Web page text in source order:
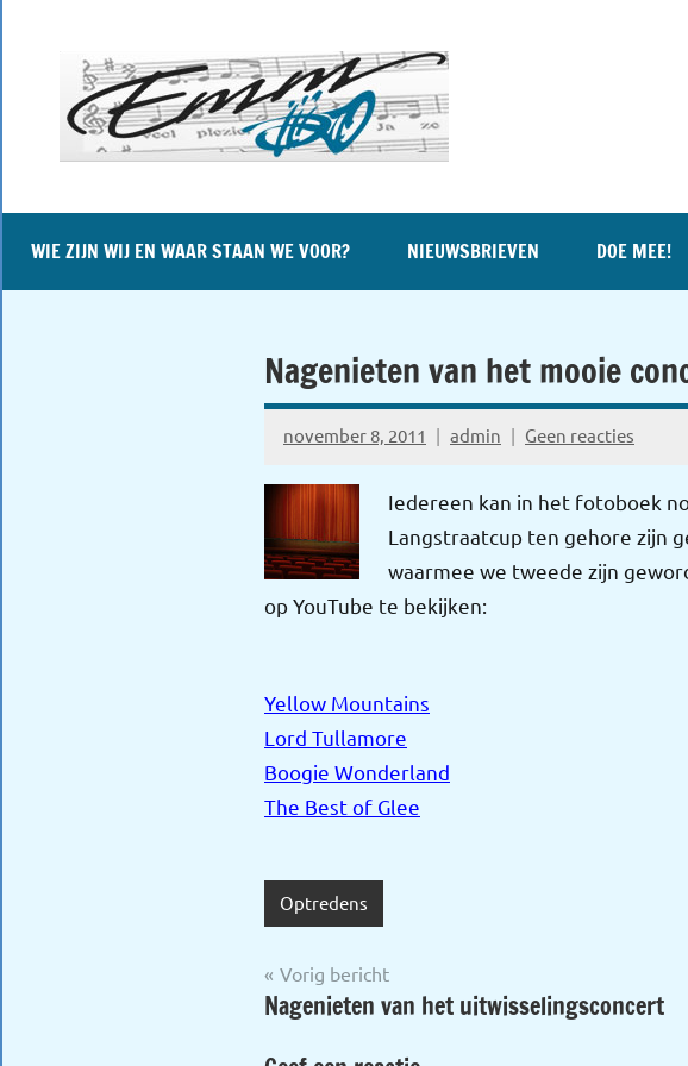
springen
WIE ZIJN WIJ EN WAAR STAAN WE VOOR? NIEUWSBRIEVEN DOE MEE!
Nagenieten van het mooie
november 8, 2011 admin Geen reacties
Iedereen kan in het fotoboek
Langstraatcup ten gehore zijn
waarmee we tweede zijn
op YouTube te bekijken:
Yellow Mountains
Lord Tullamore
Boogie Wonderland
The Best of Glee
Optredens
Bericht
navigatie
Vorig bericht
Nagenieten van het uitwisselingsconcert